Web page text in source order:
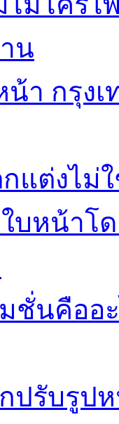
น
า กรุง
แต่งไม่
บหน้าโ
ชั่นคืออ
ปรับรูปห